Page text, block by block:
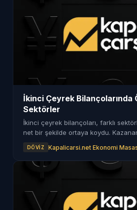
İkinci Çeyrek Bilançolarında
Sektörler
İkinci çeyrek bilançoları, farklı
net bir şekilde ortaya koydu.
DÖVIZ Kapalicarsi.net Ekonomi